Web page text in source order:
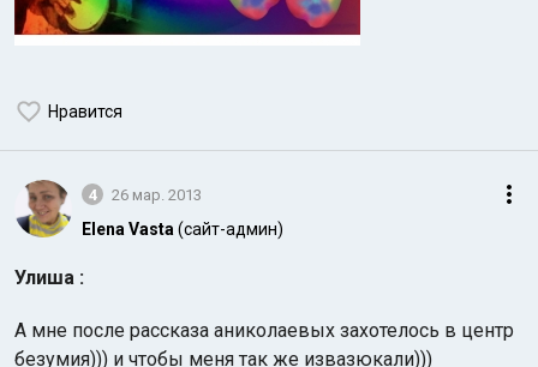
Нравится
4 26 мар. 2013
Elena Vasta (сайт-админ)
Улиша :
А мне после рассказа аниколаевых захотелось в центр
безумия))) и чтобы меня так же извазюкали)))